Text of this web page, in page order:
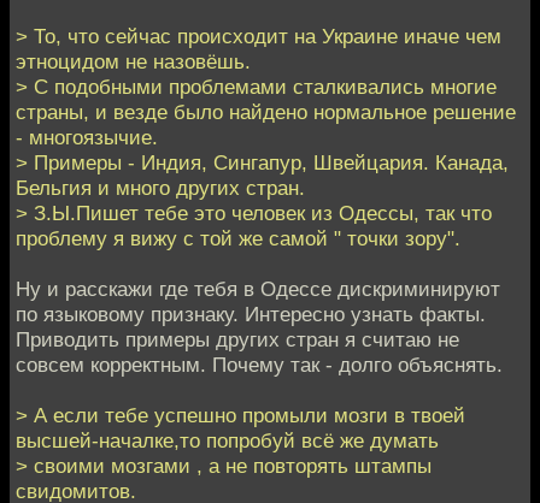
> То, что сейчас происходит на Украине иначе чем
этноцидом не назовёшь.
> С подобными проблемами сталкивались многие
страны, и везде было найдено нормальное решение
- многоязычие.
> Примеры - Индия, Сингапур, Швейцария. Канада,
Бельгия и много других стран.
> З.Ы.Пишет тебе это человек из Одессы, так что
проблему я вижу с той же самой " точки зору".
Ну и расскажи где тебя в Одессе дискриминируют
по языковому признаку. Интересно узнать факты.
Приводить примеры других стран я считаю не
совсем корректным. Почему так - долго объяснять.
> А если тебе успешно промыли мозги в твоей
высшей-началке,то попробуй всё же думать
> своими мозгами , а не повторять штампы
свидомитов.